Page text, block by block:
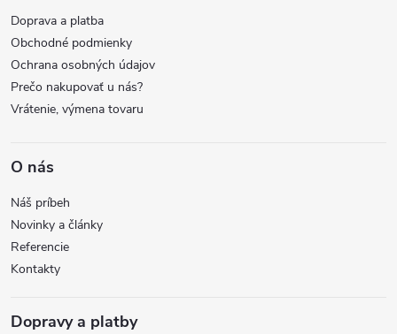
p
r
v
y
v
ý
p
i
e
Doprava a platba
Obchodné podmienky
Ochrana osobných údajov
Prečo nakupovať u nás?
Vrátenie, výmena tovaru
O nás
Náš príbeh
Novinky a články
Referencie
Kontakty
Dopravy a platby